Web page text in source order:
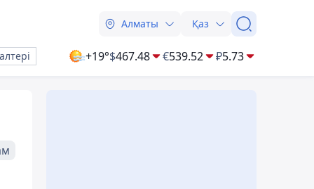
Алматы Қаз
+19°$467.48 €539.52 ₽5.73